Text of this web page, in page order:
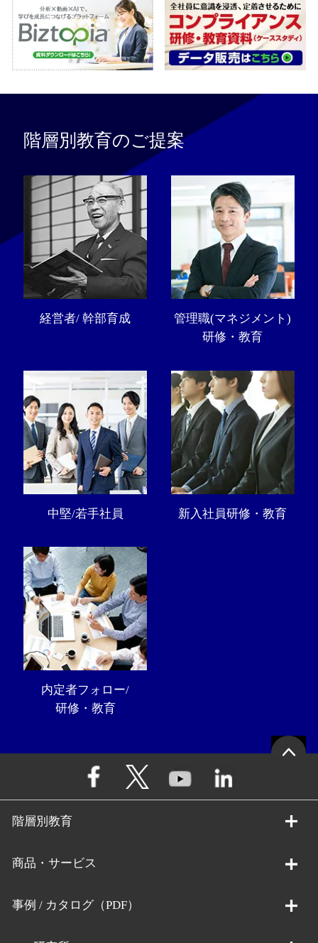
階層別教育のご提案
経営者/ 幹部育成
管理職(マネジメント)
研修・教育
中堅/若手社員 新入社員研修・教育
内定者フォロー/
研修・教育
階層別教育
商品・サービス
事例 / カタログ（PDF）